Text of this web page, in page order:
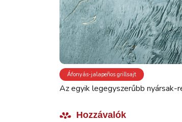
Áfonyás-jalapeños grillsajt
Az egyik legegyszerűbb nyársak-
Hozzávalók